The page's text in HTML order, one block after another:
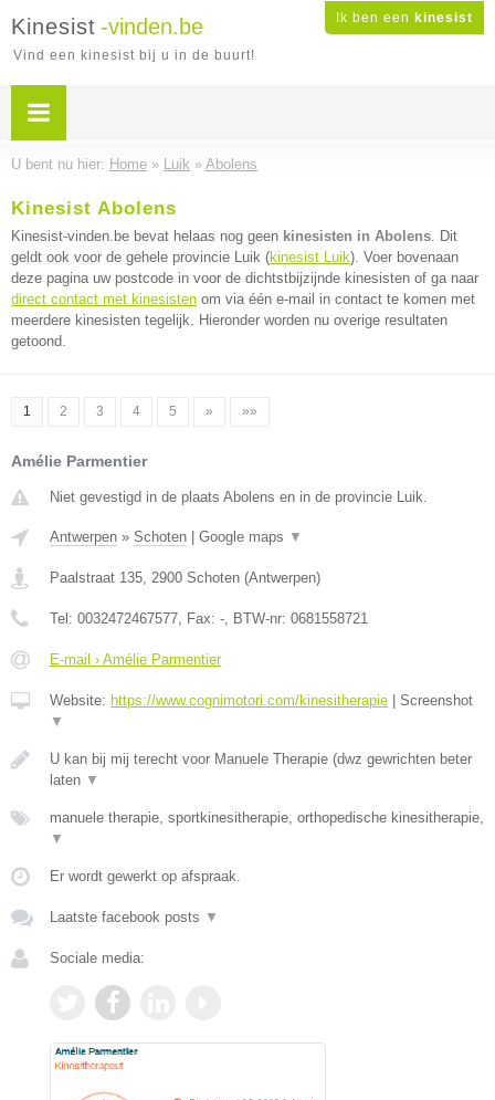
Ik ben een kinesist
Kinesist -vinden.be
Vind een kinesist bij u in de buurt!
U bent nu hier: Home » Luik » Abolens
Kinesist Abolens
Kinesist-vinden.be bevat helaas nog geen kinesisten in Abolens. Dit
geldt ook voor de gehele provincie Luik (kinesist Luik). Voer bovenaan
deze pagina uw postcode in voor de dichtstbijzijnde kinesisten of ga naar
direct contact met kinesisten om via één e-mail in contact te komen met
meerdere kinesisten tegelijk. Hieronder worden nu overige resultaten
getoond.
1 2 3 4 5 » »»
Amélie Parmentier
Niet gevestigd in de plaats Abolens en in de provincie Luik.
Antwerpen » Schoten Google maps ▼
Paalstraat 135, 2900 Schoten (Antwerpen)
Tel: 0032472467577, Fax: -, BTW-nr: 0681558721
E-mail › Amélie Parmentier
Website: https://www.cognimotori.com/kinesitherapie
Screenshot
▼
U kan bij mij terecht voor Manuele Therapie (dwz gewrichten beter
laten ▼
manuele therapie, sportkinesitherapie, orthopedische kinesitherapie,
▼
Er wordt gewerkt op afspraak.
Laatste facebook posts ▼
Sociale media: